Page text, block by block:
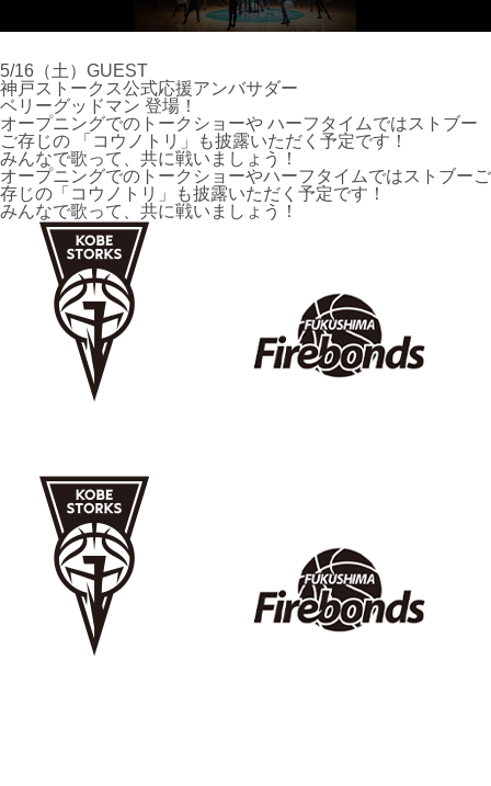
5/16（土）GUEST
神戸ストークス公式応援アンバサダー
ベリーグッドマン 登場！
オープニングでのトークショーや ハーフタイムではストブー
ご存じの 「コウノトリ」も披露いただく予定です！
みんなで歌って、共に戦いましょう！
オープニングでのトークショーやハーフタイムではストブーご
存じの「コウノトリ」も披露いただく予定です！
みんなで歌って、共に戦いましょう！